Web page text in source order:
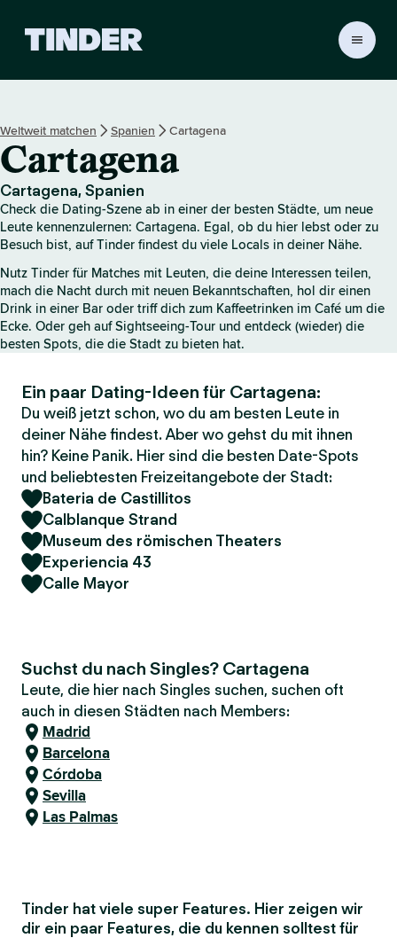
r
-
S
a
r
t
e
i
t
e
Weltweit matchen Spanien Cartagena
Cartagena
Cartagena, Spanien
Check die Dating-Szene ab in einer der besten Städte, um neue
Leute kennenzulernen: Cartagena. Egal, ob du hier lebst oder zu
Besuch bist, auf Tinder findest du viele Locals in deiner Nähe.
Nutz Tinder für Matches mit Leuten, die deine Interessen teilen,
mach die Nacht durch mit neuen Bekanntschaften, hol dir einen
Drink in einer Bar oder triff dich zum Kaffeetrinken im Café um die
Ecke. Oder geh auf Sightseeing-Tour und entdeck (wieder) die
besten Spots, die die Stadt zu bieten hat.
Ein paar Dating-Ideen für Cartagena:
Du weiß jetzt schon, wo du am besten Leute in
deiner Nähe findest. Aber wo gehst du mit ihnen
hin? Keine Panik. Hier sind die besten Date-Spots
und beliebtesten Freizeitangebote der Stadt:
Bateria de Castillitos
Calblanque Strand
Museum des römischen Theaters
Experiencia 43
Calle Mayor
Suchst du nach Singles? Cartagena
Leute, die hier nach Singles suchen, suchen oft
auch in diesen Städten nach Members:
Madrid
Barcelona
Córdoba
Sevilla
Las Palmas
Tinder hat viele super Features. Hier zeigen wir
dir ein paar Features, die du kennen solltest für